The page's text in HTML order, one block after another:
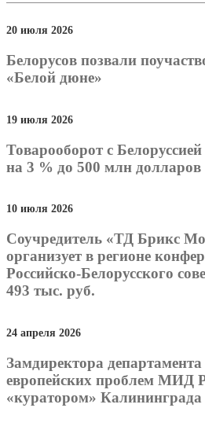
20 июля 2026
Белорусов позвали
«Белой дюне»
19 июля 2026
Товарооборот с
на 3 % до 500 млн долларов
10 июля 2026
Соучредитель «ТД Брикс
организует в регионе
Российско-Белорусского
493 тыс. руб.
24 апреля 2026
Замдиректора департамента
европейских проблем МИД
«куратором» Калининграда